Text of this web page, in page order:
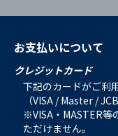
お支払いについて
クレジットカード
下記のカードがご利
（VISA / Master /
※VISA・MASTER等
ただけません。